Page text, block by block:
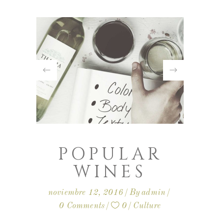
POPULAR
WINES
noviembre 12, 2016 Byadmin
0 Comments
0 Culture